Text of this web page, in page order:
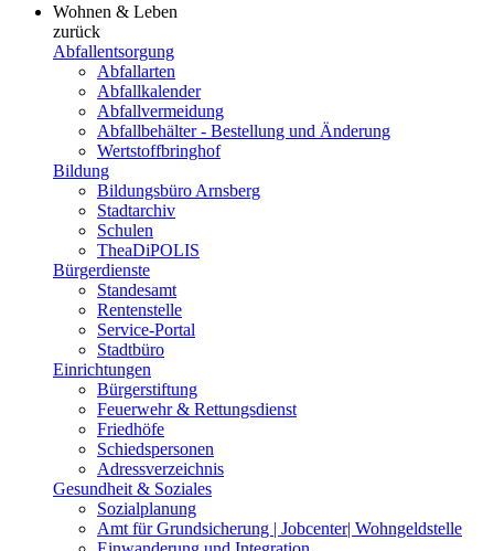
Wohnen & Leben
zurück
Abfallentsorgung
Abfallarten
Abfallkalender
Abfallvermeidung
Abfallbehälter - Bestellung und Änderung
Wertstoffbringhof
Bildung
Bildungsbüro Arnsberg
Stadtarchiv
Schulen
TheaDiPOLIS
Bürgerdienste
Standesamt
Rentenstelle
Service-Portal
Stadtbüro
Einrichtungen
Bürgerstiftung
Feuerwehr & Rettungsdienst
Friedhöfe
Schiedspersonen
Adressverzeichnis
Gesundheit & Soziales
Sozialplanung
Amt für Grundsicherung | Jobcenter| Wohngeldstelle